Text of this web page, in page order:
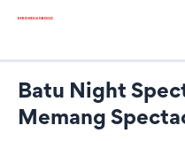
Batu Night
Memang